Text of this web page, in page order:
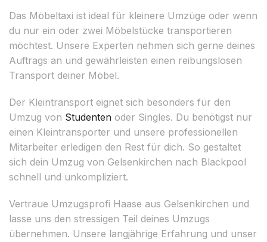
Das Möbeltaxi ist ideal für kleinere Umzüge oder wenn
du nur ein oder zwei Möbelstücke transportieren
möchtest. Unsere Experten nehmen sich gerne deines
Auftrags an und gewährleisten einen reibungslosen
Transport deiner Möbel.
Der Kleintransport eignet sich besonders für den
Umzug von Studenten oder Singles. Du benötigst nur
einen Kleintransporter und unsere professionellen
Mitarbeiter erledigen den Rest für dich. So gestaltet
sich dein Umzug von Gelsenkirchen nach Blackpool
schnell und unkompliziert.
Vertraue Umzugsprofi Haase aus Gelsenkirchen und
lasse uns den stressigen Teil deines Umzugs
übernehmen. Unsere langjährige Erfahrung und unser